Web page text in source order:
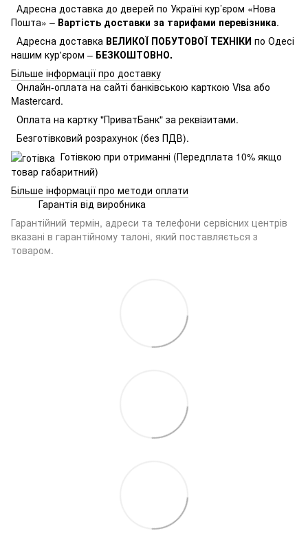
Адресна доставка до дверей по Україні кур’єром «Нова
Пошта» – Вартість доставки за тарифами перевізника.
Адресна доставка ВЕЛИКОЇ ПОБУТОВОЇ ТЕХНІКИ по Одесі
нашим кур'єром – БЕЗКОШТОВНО.
Більше інформації про доставку
Онлайн-оплата на сайті банківською карткою Visa або
Mastercard.
Оплата на картку "ПриватБанк" за реквізитами.
Безготівковий розрахунок (без ПДВ).
Готівкою при отриманні (Передплата 10% якщо
товар габаритний)
Більше інформації про методи оплати
Гарантія від виробника
Гарантійний термін, адреси та телефони сервісних центрів
вказані в гарантійному талоні, який поставляється з
товаром.